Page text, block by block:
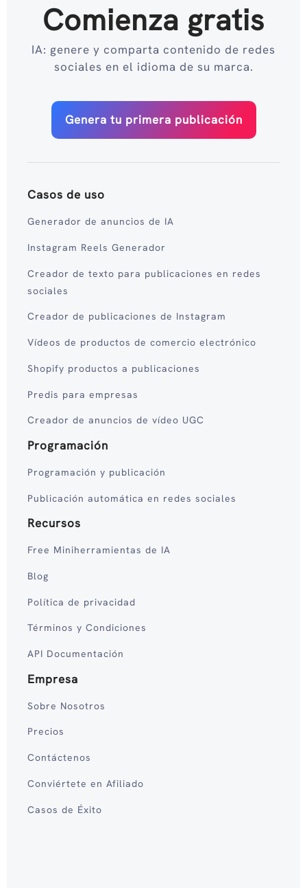
Comienza gratis
IA: genere y comparta contenido de redes
sociales en el idioma de su marca.
Genera tu primera publicación
Casos de uso
Generador de anuncios de IA
Instagram Reels Generador
Creador de texto para publicaciones en redes
sociales
Creador de publicaciones de Instagram
Vídeos de productos de comercio electrónico
Shopify productos a publicaciones
Predis para empresas
Creador de anuncios de vídeo UGC
Programación
Programación y publicación
Publicación automática en redes sociales
Recursos
Free Miniherramientas de IA
Blog
Política de privacidad
Términos y Condiciones
API Documentación
Empresa
Sobre Nosotros
Precios
Contáctenos
Conviértete en Afiliado
Casos de Éxito